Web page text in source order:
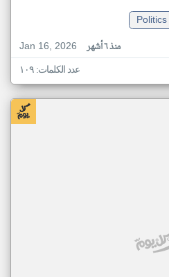
Politics
Jan 16, 2026
منذ ٦ أشهر
عدد الكلمات: ١٠٩